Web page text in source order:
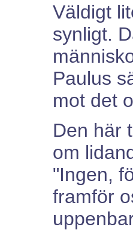
Väldigt
synligt.
Paulus
mot det
Den här
om
"Ingen,
framför